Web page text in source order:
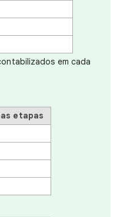
em cada
etapas